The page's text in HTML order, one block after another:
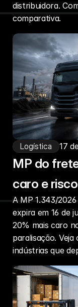
distribuidora.
comparativa.
Logística 17
MP do
caro e
A MP 1.343/
expira em 16 de
20% mais caro
paralisação.
indústrias que